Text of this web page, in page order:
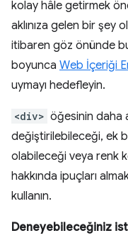
kolay hâle getirmek
aklınıza gelen bir şey
itibaren göz önünde
boyunca Web İçeriği
uymayı hedefleyin.
<div> öğesinin daha
değiştirilebileceği, ek
olabileceği veya renk
hakkında ipuçları
kullanın.
Deneyebileceğiniz